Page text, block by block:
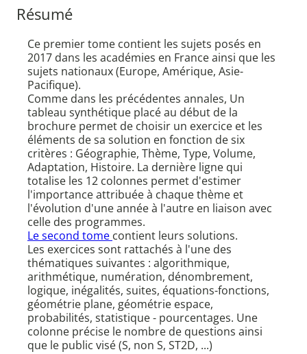
Résumé
Ce premier tome contient les sujets posés en
2017 dans les académies en France ainsi que les
sujets nationaux (Europe, Amérique, Asie-
Pacifique).
Comme dans les précédentes annales, Un
tableau synthétique placé au début de la
brochure permet de choisir un exercice et les
éléments de sa solution en fonction de six
critères : Géographie, Thème, Type, Volume,
Adaptation, Histoire. La dernière ligne qui
totalise les 12 colonnes permet d'estimer
l'importance attribuée à chaque thème et
l'évolution d'une année à l'autre en liaison avec
celle des programmes.
Le second tome contient leurs solutions.
Les exercices sont rattachés à l'une des
thématiques suivantes : algorithmique,
arithmétique, numération, dénombrement,
logique, inégalités, suites, équations-fonctions,
géométrie plane, géométrie espace,
probabilités, statistique - pourcentages. Une
colonne précise le nombre de questions ainsi
que le public visé (S, non S, ST2D, ...)